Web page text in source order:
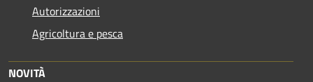
Autorizzazioni
Agricoltura e pesca
NOVITÀ